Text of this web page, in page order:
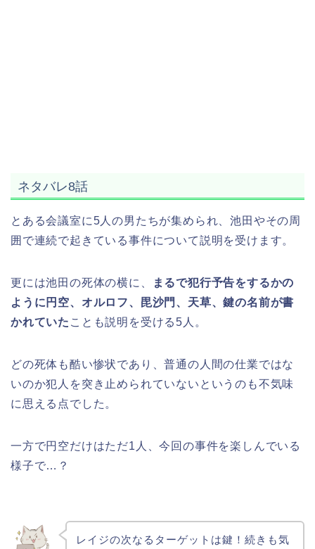
ネタバレ8話
とある会議室に5人の男たちが集められ、池田やその周
囲で連続で起きている事件について説明を受けます。
更には池田の死体の横に、
まるで犯行予告をするかの
ように円空、オルロフ、毘沙門、天草、鍵の名前が書
かれていた ことも説明を受ける5人。
どの死体も酷い惨状であり、普通の人間の仕業ではな
いのか犯人を突き止められていないというのも不気味
に思える点でした。
一方で円空だけはただ1人、今回の事件を楽しんでいる
様子で…？
レイジの次なるターゲットは鍵！続きも気